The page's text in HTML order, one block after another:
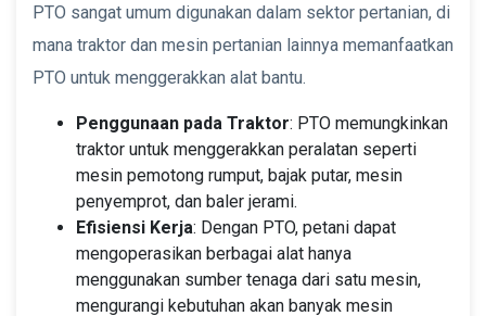
PTO sangat umum digunakan dalam sektor pertanian, di
mana traktor dan mesin pertanian lainnya memanfaatkan
PTO untuk menggerakkan alat bantu.
Penggunaan pada Traktor: PTO memungkinkan
traktor untuk menggerakkan peralatan seperti
mesin pemotong rumput, bajak putar, mesin
penyemprot, dan baler jerami.
Efisiensi Kerja: Dengan PTO, petani dapat
mengoperasikan berbagai alat hanya
menggunakan sumber tenaga dari satu mesin,
mengurangi kebutuhan akan banyak mesin